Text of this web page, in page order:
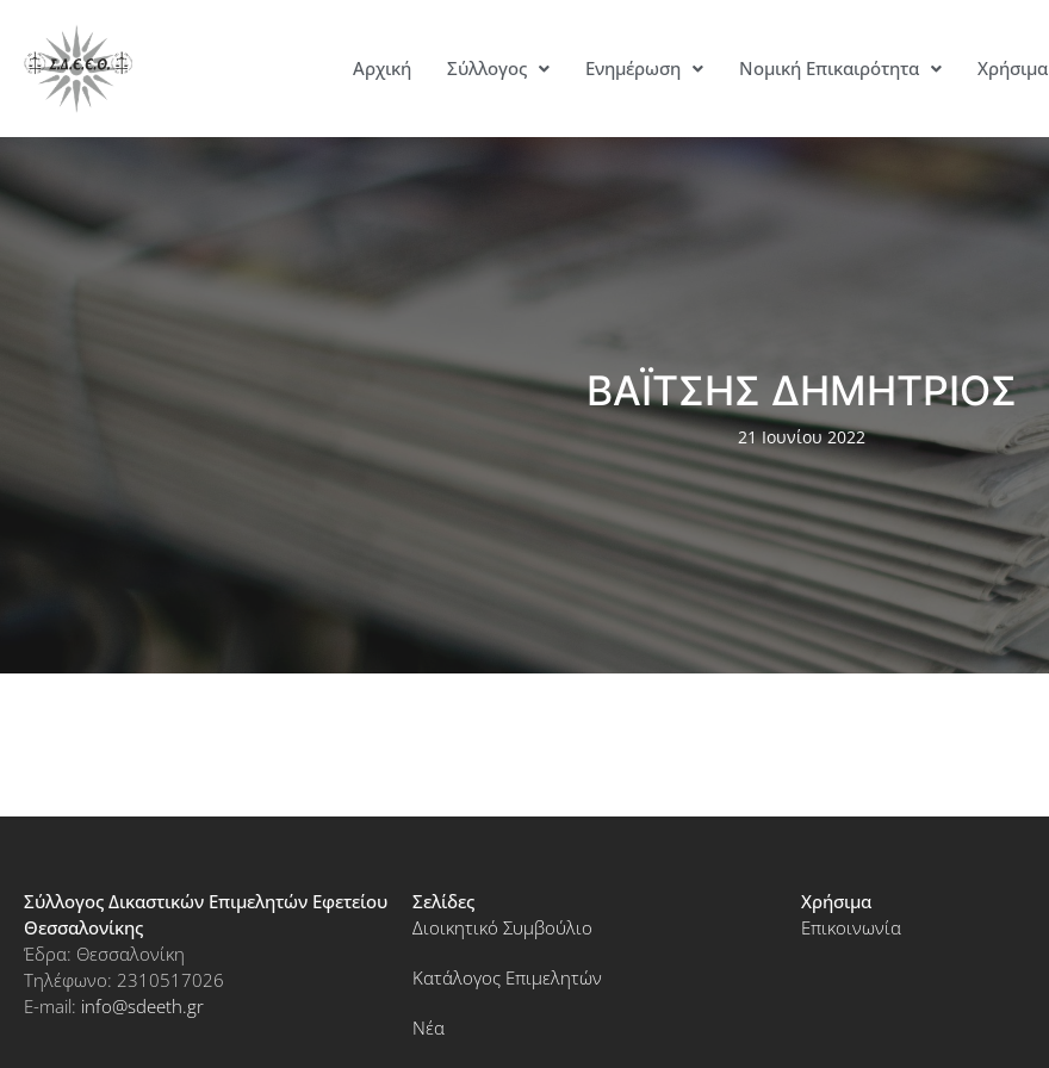
Αρχική Σύλλογος Ενημέρωση Νομική Επικαιρότητα Χρήσιμα
ΒΑΪΤΣΗΣ ΔΗΜΗΤΡΙΟΣ
21 Ιουνίου 2022
Σύλλογος Δικαστικών Επιμελητών Εφετείου
Θεσσαλονίκης
Έδρα: Θεσσαλονίκη
Τηλέφωνο: 2310517026
E-mail: info@sdeeth.gr
Σελίδες
Διοικητικό Συμβούλιο
Κατάλογος Επιμελητών
Νέα
Χρήσιμα
Επικοινωνία